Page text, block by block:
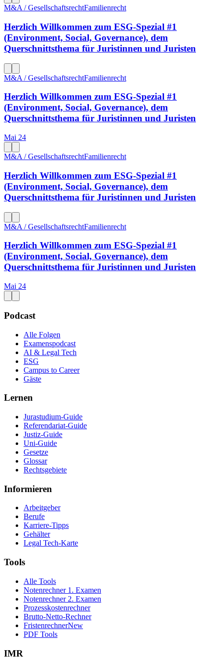
M&A / GesellschaftsrechtFamilienrecht
Herzlich Willkommen zum ESG-Spezial #1
(Environment, Social, Governance), dem
Querschnittsthema für Juristinnen und Juristen
M&A / GesellschaftsrechtFamilienrecht
Herzlich Willkommen zum ESG-Spezial #1
(Environment, Social, Governance), dem
Querschnittsthema für Juristinnen und Juristen
Mai 24
M&A / GesellschaftsrechtFamilienrecht
Herzlich Willkommen zum ESG-Spezial #1
(Environment, Social, Governance), dem
Querschnittsthema für Juristinnen und Juristen
M&A / GesellschaftsrechtFamilienrecht
Herzlich Willkommen zum ESG-Spezial #1
(Environment, Social, Governance), dem
Querschnittsthema für Juristinnen und Juristen
Mai 24
Podcast
Alle Folgen
Examenspodcast
AI & Legal Tech
ESG
Campus to Career
Gäste
Lernen
Jurastudium-Guide
Referendariat-Guide
Justiz-Guide
Uni-Guide
Gesetze
Glossar
Rechtsgebiete
Informieren
Arbeitgeber
Berufe
Karriere-Tipps
Gehälter
Legal Tech-Karte
Tools
Alle Tools
Notenrechner 1. Examen
Notenrechner 2. Examen
Prozesskostenrechner
Brutto-Netto-Rechner
FristenrechnerNew
PDF Tools
IMR